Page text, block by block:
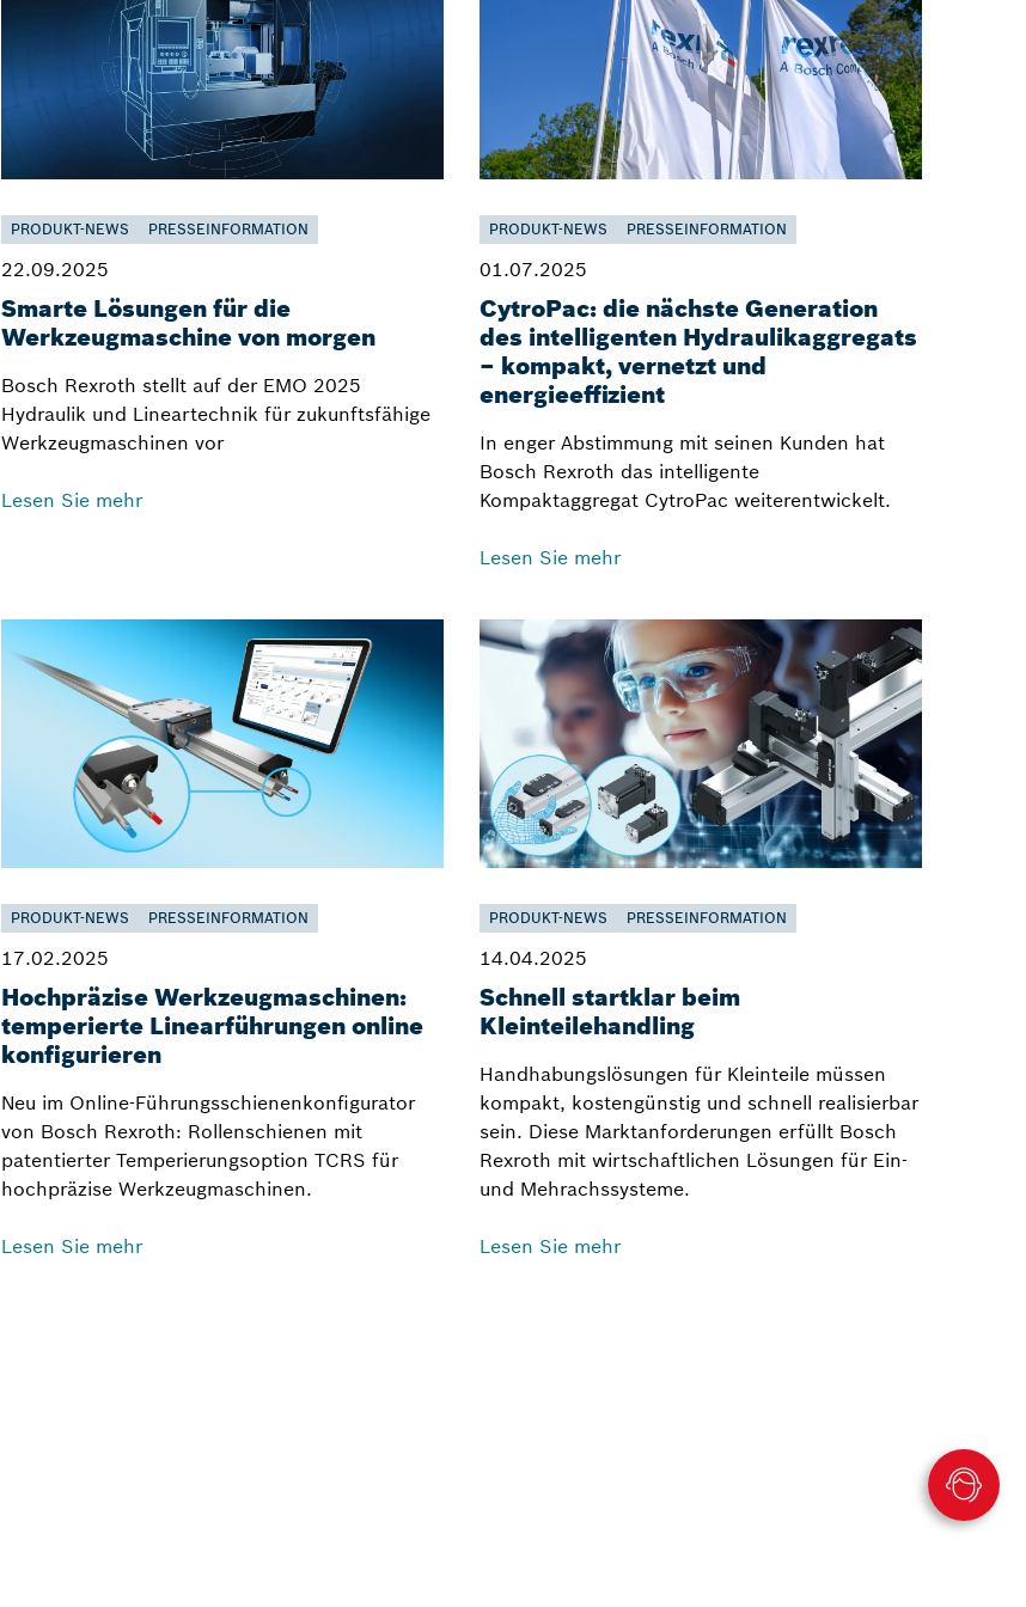
PRODUKT-NEWS PRESSEINFORMATION
22.09.2025
Smarte Lösungen für die
Werkzeugmaschine von morgen
Bosch Rexroth stellt auf der EMO 2025
Hydraulik und Lineartechnik für zukunftsfähige
Werkzeugmaschinen vor
Lesen Sie mehr
PRODUKT-NEWS PRESSEINFORMATION
01.07.2025
CytroPac: die nächste Generation
des intelligenten Hydraulikaggregats
– kompakt, vernetzt und
energieeffizient
In enger Abstimmung mit seinen Kunden hat
Bosch Rexroth das intelligente
Kompaktaggregat CytroPac weiterentwickelt.
Lesen Sie mehr
PRODUKT-NEWS PRESSEINFORMATION
17.02.2025
Hochpräzise Werkzeugmaschinen:
temperierte Linearführungen online
konfigurieren
Neu im Online-Führungsschienenkonfigurator
von Bosch Rexroth: Rollenschienen mit
patentierter Temperierungsoption TCRS für
hochpräzise Werkzeugmaschinen.
Lesen Sie mehr
PRODUKT-NEWS PRESSEINFORMATION
14.04.2025
Schnell startklar beim
Kleinteilehandling
Handhabungslösungen für Kleinteile müssen
kompakt, kostengünstig und schnell realisierbar
sein. Diese Marktanforderungen erfüllt Bosch
Rexroth mit wirtschaftlichen Lösungen für Ein-
und Mehrachssysteme.
Lesen Sie mehr